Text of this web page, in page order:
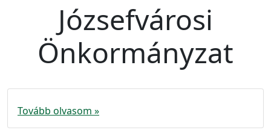
Józsefvárosi
Önkormányzat
Tovább olvasom »